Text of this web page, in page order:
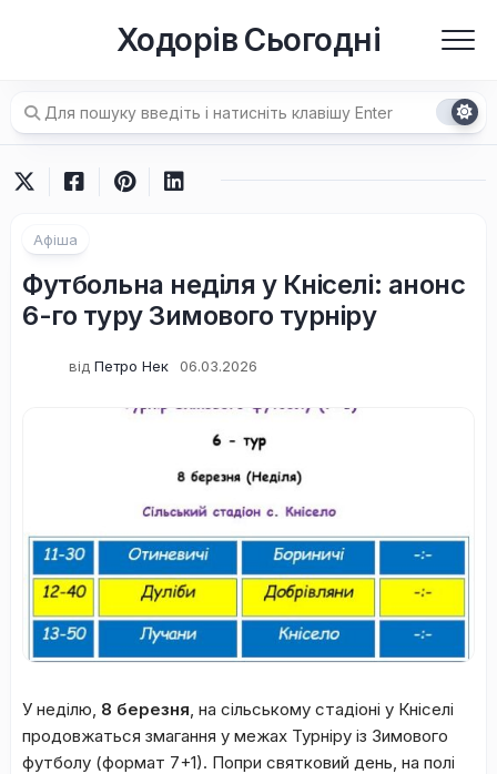
Ходорів Сьогодні
Афіша
Футбольна неділя у Кніселі: анонс
6-го туру Зимового турніру
від Петро Нек 06.03.2026
У неділю, 8 березня , на сільському стадіоні у Кніселі
продовжаться змагання у межах Турніру із Зимового
футболу (формат 7+1). Попри святковий день, на полі